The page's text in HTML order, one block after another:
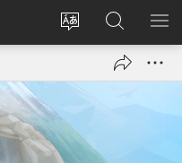
Websitesprache
ändern
Anmelden
(öffnet
Suche